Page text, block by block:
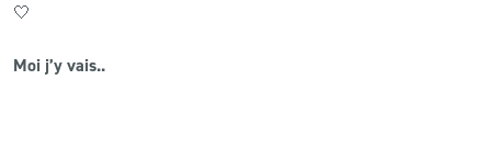
🤍
Moi j’y vais..